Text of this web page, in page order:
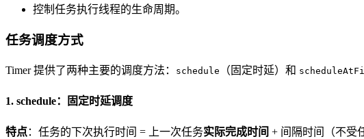
控制任务执行线程的生命周期。
任务调度方式
Timer 提供了两种主要的调度方法： schedule （固定时延）和
1. schedule：固定时延调度
特点：任务的下次执行时间 = 上一次任务实际完成时间 + 间隔时间（不受